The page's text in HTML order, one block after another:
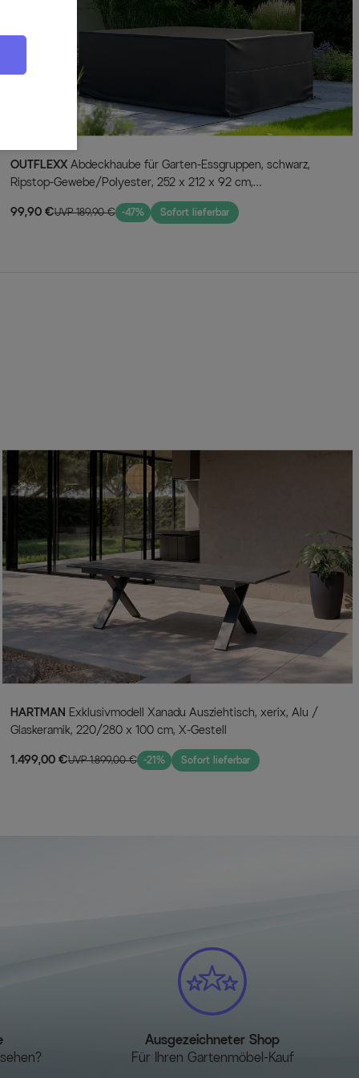
Kunststoffschutz an den Füßen, damit Ihr Terrassenboden
den höchsten Standard an Qualität und Verarbeitung und
Wunsch individuell erweiterbar
sind die Einzelteile harmonisch aufeinander abgestimmt. So
komplett aus - und bei Bedarf können Sie die Gruppe sogar
Hartman erweitern.
OUTFLEXXAbdeckhaube für Garten-Essgruppen, schwarz,
Ripstop-Gewebe/Polyester, 252 x 212 x 92 cm,
wasserabweisend, UV-Schutz
99,90 €UVP 189,90 € -47% Sofort lieferbar
HARTMAN
Glaskeramik, 220/280 x 100 cm, X-Gestell
1.499,00 €UVP 1.899,00 € -21% Sofort lieferbar
Ausgezeichneter Shop
Für Ihren Gartenmöbel-Kauf